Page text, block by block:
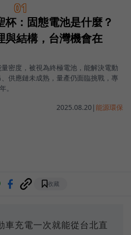
01
：固態電池是什麼？
與結構，台灣機會在
密度，被視為終極電池，能解決電動
供應鏈未成熟，量產仍面臨挑戰，專
。
2025.08.20 |能源環保
收藏
車充電一次就能從台北直